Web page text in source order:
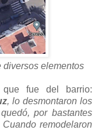
diversos elementos
fue del barrio:
, lo desmontaron los
por bastantes
remodelaron